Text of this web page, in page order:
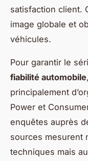
satisfaction client.
image globale et
véhicules.
Pour garantir le
fiabilité automobile
principalement
Power et
enquêtes auprès
sources mesurent
techniques mais